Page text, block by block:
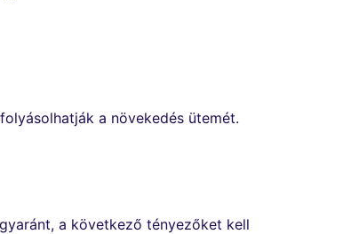
a növekedés ütemét.
a következő tényezőket kell